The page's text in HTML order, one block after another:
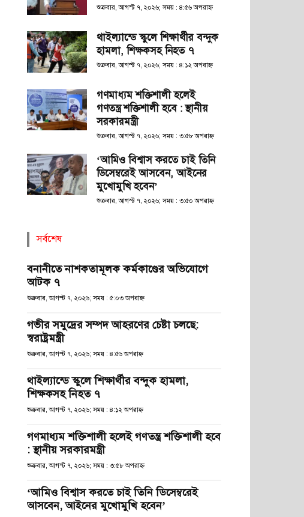
শুক্রবার, আগস্ট ৭, ২০২৬; সময় : ৪:৫৬ অপরাহ্ণ
থাইল্যান্ডে স্কুলে শিক্ষার্থীর বন্দুক
হামলা, শিক্ষকসহ নিহত ৭
শুক্রবার, আগস্ট ৭, ২০২৬; সময় : ৪:১২ অপরাহ্ণ
গণমাধ্যম শক্তিশালী হলেই
গণতন্ত্র শক্তিশালী হবে : স্থানীয়
সরকারমন্ত্রী
শুক্রবার, আগস্ট ৭, ২০২৬; সময় : ৩:৫৮ অপরাহ্ণ
‘আমিও বিশ্বাস করতে চাই তিনি
ডিসেম্বরেই আসবেন, আইনের
মুখোমুখি হবেন’
শুক্রবার, আগস্ট ৭, ২০২৬; সময় : ৩:৫০ অপরাহ্ণ
সর্বশেষ
বনানীতে নাশকতামূলক কর্মকাণ্ডের অভিযোগে
আটক ৭
শুক্রবার, আগস্ট ৭, ২০২৬; সময় : ৫:০৩ অপরাহ্ণ
গভীর সমুদ্রের সম্পদ আহরণের চেষ্টা চলছে:
স্বরাষ্ট্রমন্ত্রী
শুক্রবার, আগস্ট ৭, ২০২৬; সময় : ৪:৫৬ অপরাহ্ণ
থাইল্যান্ডে স্কুলে শিক্ষার্থীর বন্দুক হামলা,
শিক্ষকসহ নিহত ৭
শুক্রবার, আগস্ট ৭, ২০২৬; সময় : ৪:১২ অপরাহ্ণ
গণমাধ্যম শক্তিশালী হলেই গণতন্ত্র শক্তিশালী হবে
: স্থানীয় সরকারমন্ত্রী
শুক্রবার, আগস্ট ৭, ২০২৬; সময় : ৩:৫৮ অপরাহ্ণ
‘আমিও বিশ্বাস করতে চাই তিনি ডিসেম্বরেই
আসবেন, আইনের মুখোমুখি হবেন’